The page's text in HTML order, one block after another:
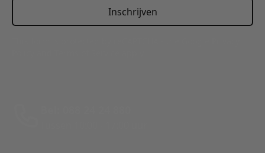
Inschrijven